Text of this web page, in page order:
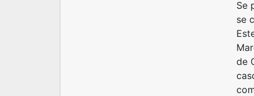
Se
se
de